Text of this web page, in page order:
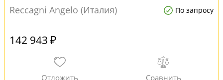
Reccagni Angelo (Италия) По запросу
142 943 ₽